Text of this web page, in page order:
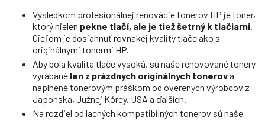
Výsledkom profesionálnej renovácie tonerov HP je toner,
ktorý nielen pekne tlačí, ale je tiež šetrný k tlačiarni.
Cieľom je dosiahnuť rovnakej kvality tlače ako s
originálnymi tonermi HP.
Aby bola kvalita tlače vysoká, sú naše renovované tonery
vyrábané len z prázdnych originálnych tonerova
naplnené tonerovým práškom od overených výrobcov z
Japonska, Južnej Kórey, USA a ďalších.
Na rozdiel od lacných kompatibilných tonerov sú naše